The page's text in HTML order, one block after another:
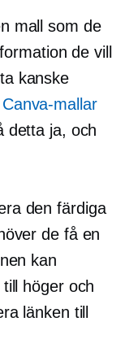
mall som de
de vill
kanske
mallar
detta ja, och
den färdiga
de få en
kan
höger och
länken till